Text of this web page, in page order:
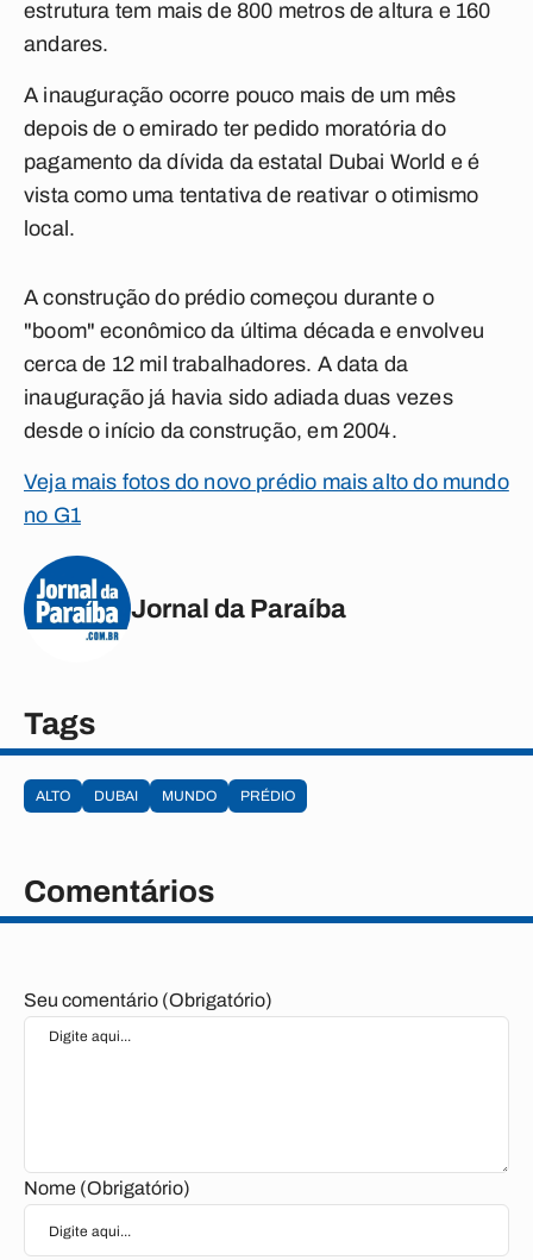
estrutura tem mais de 800 metros de altura e 160
andares.
A inauguração ocorre pouco mais de um mês
depois de o emirado ter pedido moratória do
pagamento da dívida da estatal Dubai World e é
vista como uma tentativa de reativar o otimismo
local.
A construção do prédio começou durante o
"boom" econômico da última década e envolveu
cerca de 12 mil trabalhadores. A data da
inauguração já havia sido adiada duas vezes
desde o início da construção, em 2004.
Veja mais fotos do novo prédio mais alto do mundo
no G1
Jornal da Paraíba
Tags
ALTO DUBAI MUNDO PRÉDIO
Comentários
Seu comentário (Obrigatório)
Nome (Obrigatório)